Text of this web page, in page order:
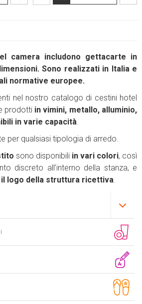
camera includono gettacarte in
Sono realizzati in Italia e
normative europee.
nel nostro catalogo di cestini hotel
prodotti in vimini, metallo, alluminio,
in varie capacità.
per qualsiasi tipologia di arredo.
sono disponibili in vari colori, così
discreto all’interno della stanza, e
logo della struttura ricettiva.